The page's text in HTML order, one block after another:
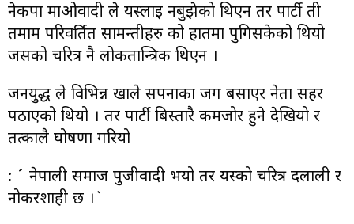
नेकपा माओवादी ले यस्लाइ नबुझेको थिएन तर पार्टी ती
तमाम परिवर्तित सामन्तीहरु को हातमा पुगिसकेको थियो
जसको चरित्र नै लोकतान्त्रिक थिएन ।
जनयुद्ध ले विभिन्न खाले सपनाका जग बसाएर नेता सहर
पठाएको थियो । तर पार्टी बिस्तारै कमजोर हुने देखियो र
तत्कालै घोषणा गरियो
: ´ नेपाली समाज पुजीवादी भयो तर यस्को चरित्र दलाली र
नोकरशाही छ ।`